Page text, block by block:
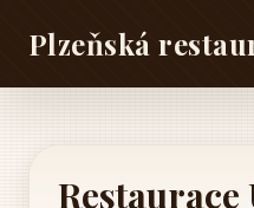
Plzeňská